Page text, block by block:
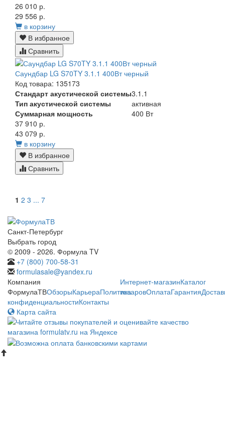
26 010 р.
29 556 р.
в корзину
В избранное
Сравнить
Саундбар LG S70TY 3.1.1 400Вт черный
Код товара: 135173
Стандарт акустической системы3.1.1
Тип акустической системы
активная
Суммарная мощность
400 Вт
37 910 р.
43 079 р.
в корзину
В избранное
Сравнить
1 2 3 ... 7
Санкт-Петербург
Выбрать город
© 2009 - 2026. Формула TV
+7 (800) 700-58-31
formulasale@yandex.ru
Компания
ФормулаТВОбзорыКарьераПолитика
конфиденциальностиКонтакты
Интернет-магазинКаталог
товаровОплатаГарантия
Карта сайта